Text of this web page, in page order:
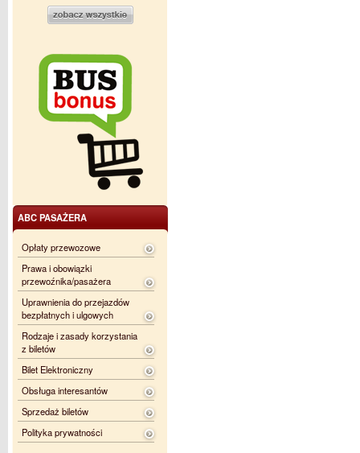
ABC PASAŻERA
Opłaty przewozowe
Prawa i obowiązki
przewoźnika/pasażera
Uprawnienia do przejazdów
bezpłatnych i ulgowych
Rodzaje i zasady korzystania
z biletów
Bilet Elektroniczny
Obsługa interesantów
Sprzedaż biletów
Polityka prywatności